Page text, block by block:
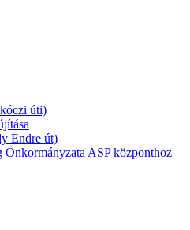
úti)
Endre út)
Önkormányzata ASP központhoz